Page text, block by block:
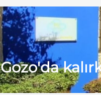
Gozo'da